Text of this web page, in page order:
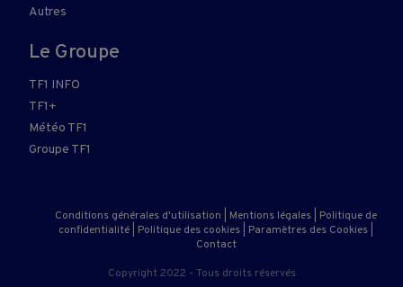
Autres
Le Groupe
TF1 INFO
TF1+
Météo TF1
Groupe TF1
Conditions générales d'utilisation Mentions légales
Politique de
confidentialité
Politique des cookies Paramètres des Cookies
Contact
Copyright 2022 - Tous droits réservés